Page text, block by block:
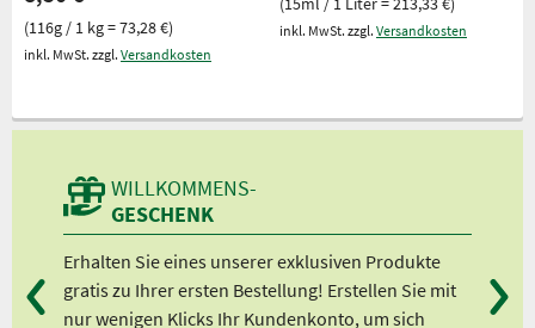
(116g / 1 kg = 73,28 €)
inkl. MwSt. zzgl. Versandkosten
inkl. MwSt. zzgl. Versandkosten
WILLKOMMENS-
GESCHENK
Erhalten Sie eines unserer exklusiven Produkte
gratis zu Ihrer ersten Bestellung! Erstellen Sie mit
nur wenigen Klicks Ihr Kundenkonto, um sich
Ab